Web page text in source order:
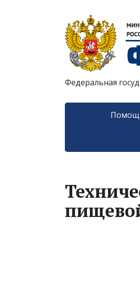
Федеральная